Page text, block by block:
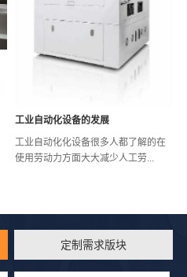
工业自动化设备的发展
工业自动化化设备很多人都了解的在
使用劳动力方面大大减少人工劳...
定制需求版块